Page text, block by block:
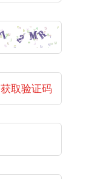
获取验证码